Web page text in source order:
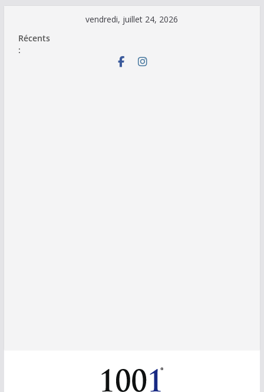
contenu
vendredi, juillet 24, 2026
Récents
: